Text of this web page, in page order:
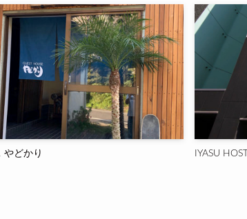
やどかり IYASU